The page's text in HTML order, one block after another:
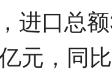
进口总
元，同